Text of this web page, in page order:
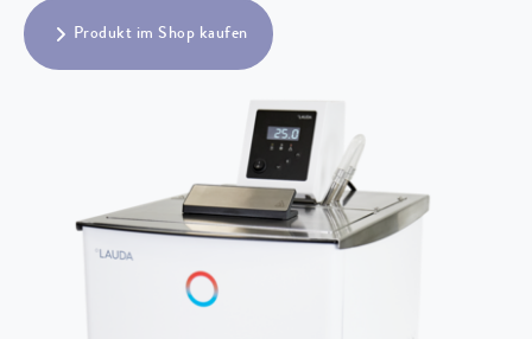
Produkt im Shop kaufen